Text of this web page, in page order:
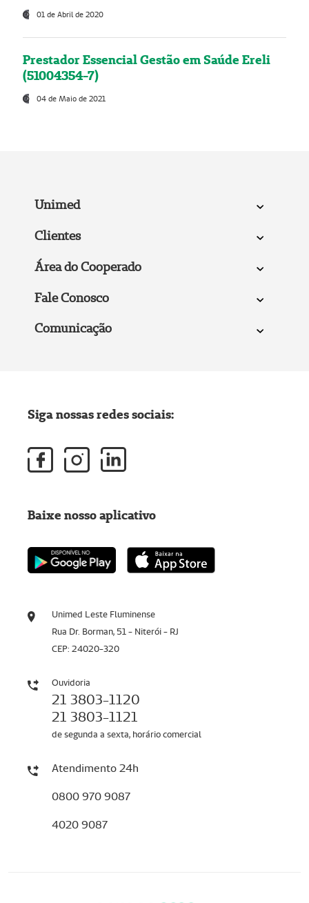
01 de Abril de 2020
Prestador Essencial Gestão em Saúde Ereli
(51004354-7)
04 de Maio de 2021
Unimed
Clientes
Área do Cooperado
Fale Conosco
Comunicação
Unimed Leste Fluminense
Rua Dr. Borman, 51 - Niterói - RJ
CEP: 24020-320
Ouvidoria
21 3803-1120
21 3803-1121
de segunda a sexta, horário comercial
Atendimento 24h
0800 970 9087
4020 9087
Siga nossas redes sociais:
Baixe nosso aplicativo